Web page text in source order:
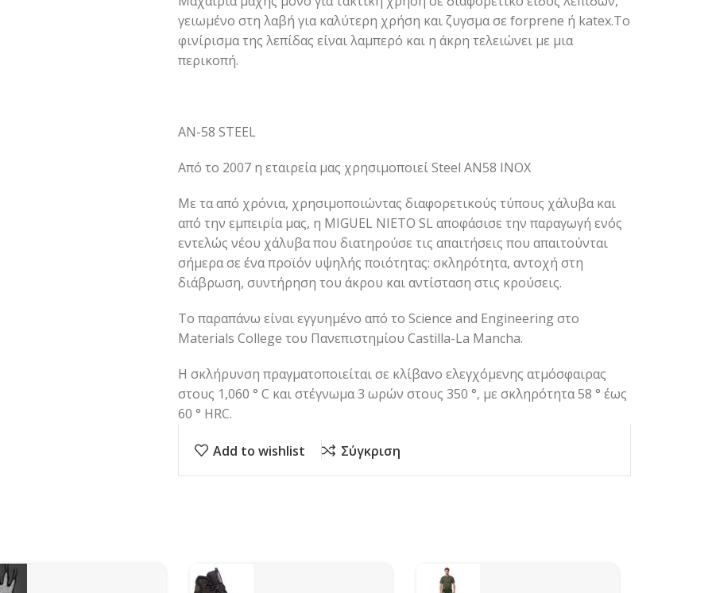
γειωμένο στη λαβή για καλύτερη χρήση και ζυγσμα σε forprene ή katex.Το
φινίρισμα της λεπίδας είναι λαμπερό και η άκρη τελειώνει με μια
περικοπή.
AN-58 STEEL
Από το 2007 η εταιρεία μας χρησιμοποιεί Steel AN58 INOX
Με τα από χρόνια, χρησιμοποιώντας διαφορετικούς τύπους χάλυβα και
από την εμπειρία μας, η MIGUEL NIETO SL αποφάσισε την παραγωγή ενός
εντελώς νέου χάλυβα που διατηρούσε τις απαιτήσεις που απαιτούνται
σήμερα σε ένα προϊόν υψηλής ποιότητας: σκληρότητα, αντοχή στη
διάβρωση, συντήρηση του άκρου και αντίσταση στις κρούσεις.
Το παραπάνω είναι εγγυημένο από το Science and Engineering στο
Materials College του Πανεπιστημίου Castilla-La Mancha.
Η σκλήρυνση πραγματοποιείται σε κλίβανο ελεγχόμενης ατμόσφαιρας
στους 1,060 ° C και στέγνωμα 3 ωρών στους 350 °, με σκληρότητα 58 ° έως
60 ° HRC.
Add to wishlist Σύγκριση